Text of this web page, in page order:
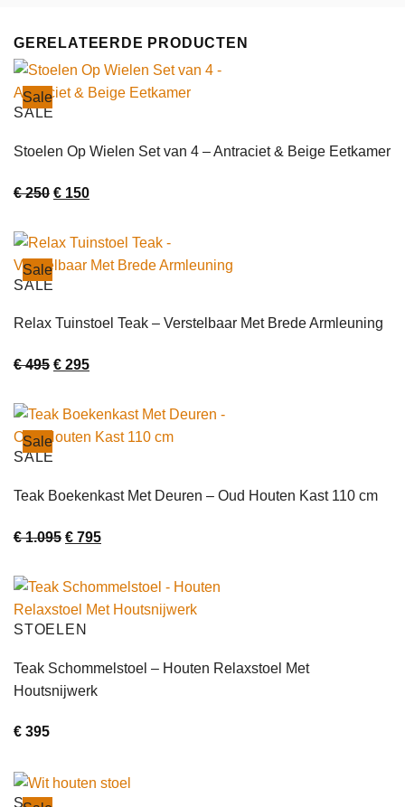
GERELATEERDE PRODUCTEN
Sale
SALE
Stoelen Op Wielen Set van 4 – Antraciet & Beige Eetkamer
€250 Oorspronkelijke
was:
€ 250.
€ 150Huidige
is:
€ 150.
Sale
SALE
Relax Tuinstoel Teak – Verstelbaar Met Brede Armleuning
€495 Oorspronkelijke
was:
€ 495.
€ 295Huidige
is:
€ 295.
Sale
SALE
Teak Boekenkast Met Deuren – Oud Houten Kast 110 cm
€1.095 Oorspronkelijke
was:
€ 1.095.
€ 795Huidige
is:
€ 795.
STOELEN
Teak Schommelstoel – Houten Relaxstoel Met
Houtsnijwerk
€ 395
SALE